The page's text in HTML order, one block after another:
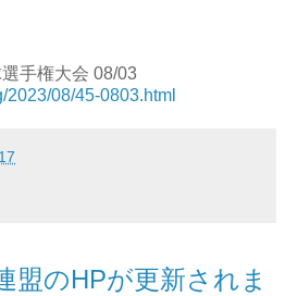
手権大会 08/03
2023/08/45-0803.html
盟のHPが更新されま